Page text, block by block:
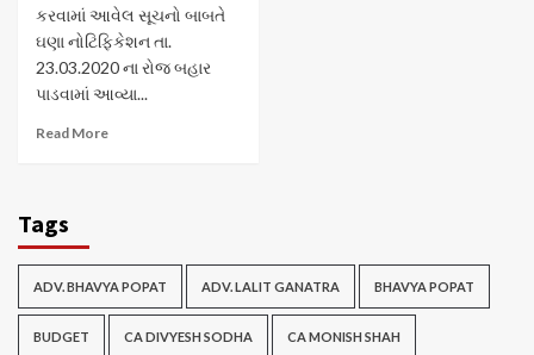
કરવામાં આવેલ સૂચનો બાબતે
ઘણા નોટિફિકેશન તા.
23.03.2020 ના રોજ બહાર
પાડવામાં આવ્યા...
Read More
Tags
ADV. BHAVYA POPAT ADV. LALIT GANATRA BHAVYA POPAT
BUDGET CA DIVYESH SODHA CA MONISH SHAH